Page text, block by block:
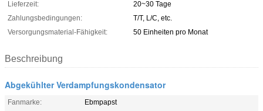
Lieferzeit:
20~30 Tage
Zahlungsbedingungen:
T/T, L/C, etc.
Versorgungsmaterial-Fähigkeit:
50 Einheiten pro Monat
Beschreibung
Abgekühlter Verdampfungskondensator
Fanmarke:
Ebmpapst